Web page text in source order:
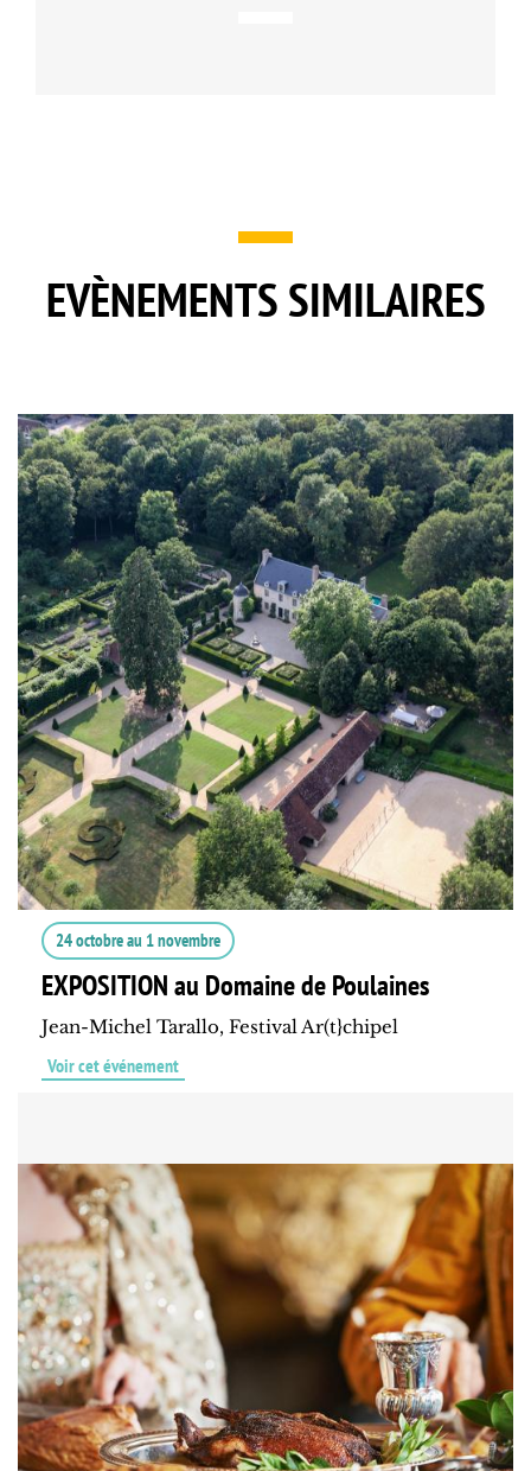
EVÈNEMENTS SIMILAIRES
24 octobreau 1 novembre
EXPOSITION au Domaine de Poulaines
Jean-Michel Tarallo, Festival Ar(t}chipel
Voir cet événement